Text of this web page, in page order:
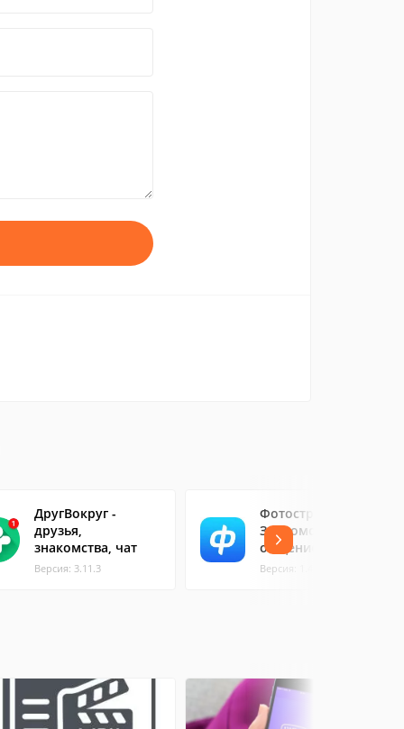
ДругВокруг -
друзья,
знакомства, чат
Версия: 3.11.3
Фотострана -
Знакомства и
общение
Версия: 1.4.4